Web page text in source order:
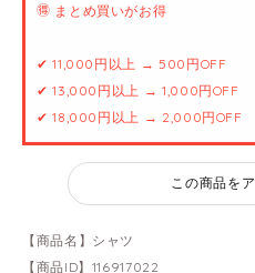
🉐 まとめ買いがお得
✔ 11,000円以上 → 500円OFF
✔ 13,000円以上 → 1,000円OFF
✔ 18,000円以上 → 2,000円OFF
この商品を
【商品名】シャツ
【商品ID】116917022